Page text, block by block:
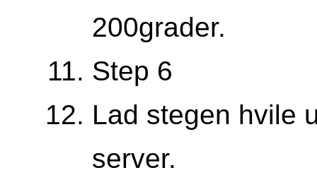
200grader.
Step 6
Lad stegen hvile
server.